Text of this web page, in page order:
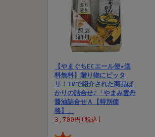
【やまぐちECエール便★送
料無料】贈り物にピッタ
リ！TVで紹介された商品ば
かりの詰合せ♪「やまみ雲丹
醤油詰合せＡ【特別価
格】」
3,700円(税込)